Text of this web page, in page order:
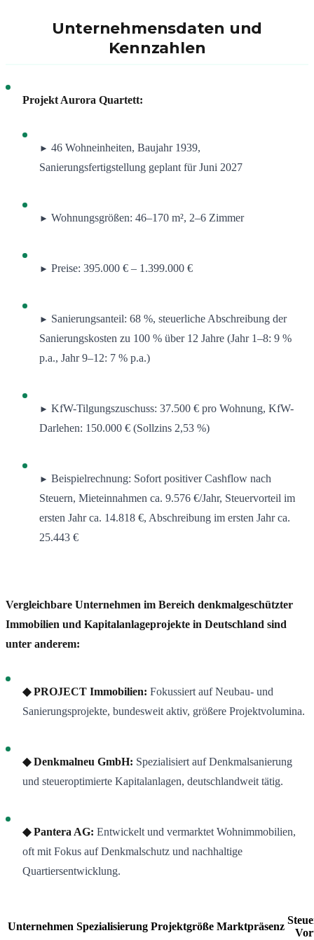
Unternehmensdaten und
Kennzahlen
Projekt Aurora Quartett:
► 46 Wohneinheiten, Baujahr 1939,
Sanierungsfertigstellung geplant für Juni 2027
► Wohnungsgrößen: 46–170 m², 2–6 Zimmer
► Preise: 395.000 € – 1.399.000 €
► Sanierungsanteil: 68 %, steuerliche Abschreibung der
Sanierungskosten zu 100 % über 12 Jahre (Jahr 1–8: 9 %
p.a., Jahr 9–12: 7 % p.a.)
► KfW-Tilgungszuschuss: 37.500 € pro Wohnung, KfW-
Darlehen: 150.000 € (Sollzins 2,53 %)
► Beispielrechnung: Sofort positiver Cashflow nach
Steuern, Mieteinnahmen ca. 9.576 €/Jahr, Steuervorteil im
ersten Jahr ca. 14.818 €, Abschreibung im ersten Jahr ca.
25.443 €
Vergleichbare Unternehmen im Bereich denkmalgeschützter
Immobilien und Kapitalanlageprojekte in Deutschland sind
unter anderem:
◆ PROJECT Immobilien: Fokussiert auf Neubau- und
Sanierungsprojekte, bundesweit aktiv, größere Projektvolumina.
◆ Denkmalneu GmbH: Spezialisiert auf Denkmalsanierung
und steueroptimierte Kapitalanlagen, deutschlandweit tätig.
◆ Pantera AG: Entwickelt und vermarktet Wohnimmobilien,
oft mit Fokus auf Denkmalschutz und nachhaltige
Quartiersentwicklung.
Unternehmen Spezialisierung Projektgröße Marktpräsenz